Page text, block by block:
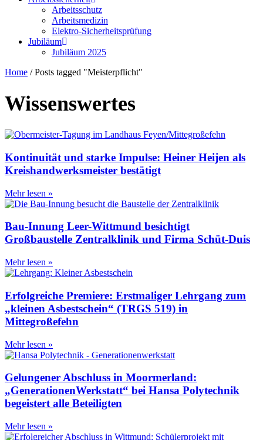
Arbeitsschutz
Arbeitsmedizin
Elektro-Sicherheitsprüfung
Jubiläum
Jubiläum 2025
Home / Posts tagged "Meisterpflicht"
Wissenswertes
Kontinuität und starke Impulse: Heiner Heijen als
Kreishandwerksmeister bestätigt
Mehr lesen »
Bau-Innung Leer-Wittmund besichtigt
Großbaustelle Zentralklinik und Firma Schüt-Duis
Mehr lesen »
Erfolgreiche Premiere: Erstmaliger Lehrgang zum
„kleinen Asbestschein“ (TRGS 519) in
Mittegroßefehn
Mehr lesen »
Gelungener Abschluss in Moormerland:
„GenerationenWerkstatt“ bei Hansa Polytechnik
begeistert alle Beteiligten
Mehr lesen »